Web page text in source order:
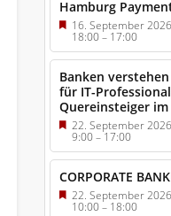
Hamburg
16. September 2026
18:00– 17:00
Banken
für IT-
Quereinsteiger
22. September 2026
9:00–17:00
CORPORATE
22. September 2026
10:00– 18:00